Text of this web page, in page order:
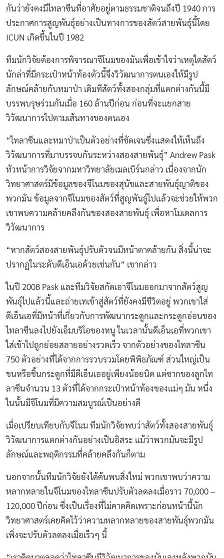
กันว่ายังคงมีไทลาซีนที่อาศัยอยู่ตามธรรมชาติจนถึงปี 1940 การ
ประกาศการสูญพันธุ์อย่างเป็นทางการของสัตว์สายพันธุ์นี้โดย
ICUN เกิดขึ้นในปี 1982
ทีมนักวิจัยต้องการพิจารณาจีโนมของมันเพื่อเข้าใจว่าเหตุใดสัตว์
นักล่าที่มีกระเป๋าหน้าท้องตัวนี้จึงวิวัฒนาการตนเองให้มีรูป
ลักษณ์คล้ายกับหมาป่า เดิมทีสัตว์ทั้งสองกลุ่มที่แตกต่างกันนี้มี
บรรพบรุษร่วมกันเมื่อ 160 ล้านปีก่อน ก่อนที่จะแยกสาย
วิวัฒนาการไปตามเส้นทางของตนเอง
“ไทลาซีนและหมาป่าเป็นตัวอย่างที่ชัดเจนซึ่งแสดงให้เห็นถึง
วิวัฒนาการที่มาบรรจบกันระหว่างสองสายพันธุ์” Andrew Pask
หัวหน้าการวิจัยจากมหาวิทยาลัยเมลเบิร์นกล่าว เนื่องจากนัก
วิทยาศาสตร์มีข้อมูลของจีโนมของสุนัขและสายพันธุ์ญาติของ
พวกมัน ข้อมูลจากจีโนมของสัตว์ที่สูญพันธู์ไปแล้วจะช่วยให้พวก
เขาพบความคล้ายคลึงกันของสองสายพันธุ์ เพื่อหาโมเดลการ
วิวัฒนาการ
“หากสัตว์สองสายพันธุ์ปรับตัวจนมีหน้าตาคล้ายกัน สิ่งนี้น่าจะ
ปรากฏในระดับดีเอ็นเอด้วยเช่นกัน” เขากล่าว
ในปี 2008 Pask และทีมวิจัยสกัดเอาจีโนมออกมาจากสัตว์สูญ
พันธุ์ไปแล้วนี้และถ่ายเทเข้าสู่สัตว์ที่ยังคงมีชีวิตอยู่ พวกเขาใส่
ดีเอ็นเอที่มีหน้าที่เกี่ยวกับการพัฒนากระดูกและกระดูกอ่อนของ
ไทลาซีนลงไปยังเอ็มบริโอของหนู ในเวลานั้นดีเอ็นเอที่พวกเขา
ใส่เข้าไปถูกย่อยสลายอย่างรวดเร็ว จากตัวอย่างของไทลาซีน
750 ตัวอย่างที่ได้จากการรวบรวมโดยพิพิธภัณฑ์ ส่วนใหญ่เป็น
ขนหรือชิ้นกระดูกที่มีดีเอ็นเออยู่เพียงน้อยนิด แต่ซากของลูกไท
ลาซีนจำนวน 13 ตัวที่ได้จากกระเป๋าหน้าท้องของแม่ๆ มัน หนึ่ง
ในนั้นมีจีโนมที่มีความสมบูรณ์เป็นอย่างดี
เมื่อเปรียบเทียบกับจีโนม ทีมนักวิจัยพบว่าสัตว์ทั้งสองสายพันธุ์
วิวัฒนาการแตกต่างกันอย่างเป็นอิสระ แม้ว่าพวกมันจะมีรูป
ลักษณ์และพฤติกรรมที่คล้ายคลึงกันก็ตาม
นอกจากนั้นทีมนักวิจัยยังได้ค้นพบสิ่งใหม่ พวกเขาพบว่าความ
หลากหลายในจีโนมของไทลาซีนปรับตัวลดลงเมื่อราว 70,000 –
120,000 ปีก่อน ซึ่งเป็นเรื่องที่ไม่คาดคิดเพราะก่อนหน้านี้นัก
วิทยาศาสตร์เคยคิดไว้ว่าความหลากหลายของสายพันธุ์พวกมัน
เพิ่งจะปรับตัวลดลงเมื่อเร็วๆ นี้